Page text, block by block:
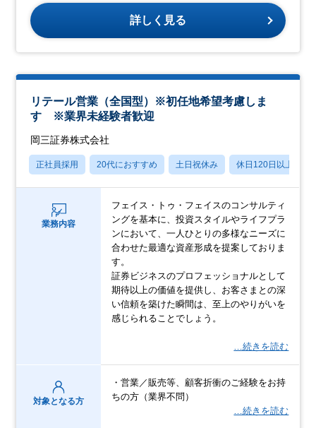
詳しく見る
リテール営業（全国型）※初任地希望考慮しま
す ※業界未経験者歓迎
岡三証券株式会社
正社員採用 20代におすすめ 土日祝休み 休日120日以上
業務内容
フェイス・トゥ・フェイスのコンサルティ
ングを基本に、投資スタイルやライフプラ
ンにおいて、一人ひとりの多様なニーズに
合わせた最適な資産形成を提案しておりま
す。
証券ビジネスのプロフェッショナルとして
期待以上の価値を提供し、お客さまとの深
い信頼を築けた瞬間は、至上のやりがいを
感じられることでしょう。
…続きを読む
対象となる方
・営業／販売等、顧客折衝のご経験をお持
ちの方（業界不問）
…続きを読む